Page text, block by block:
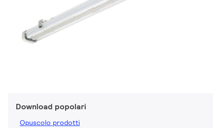
Download popolari
Opuscolo prodotti